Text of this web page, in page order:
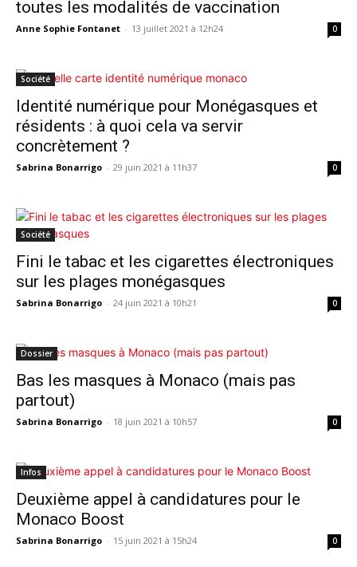
toutes les modalités de vaccination
Anne Sophie Fontanet - 13 juillet 2021 à 12h24 0
Société
Identité numérique pour Monégasques et
résidents : à quoi cela va servir
concrètement ?
Sabrina Bonarrigo - 29 juin 2021 à 11h37 0
Société
Fini le tabac et les cigarettes électroniques
sur les plages monégasques
Sabrina Bonarrigo - 24 juin 2021 à 10h21 0
Dossier
Bas les masques à Monaco (mais pas
partout)
Sabrina Bonarrigo - 18 juin 2021 à 10h57 0
Infos
Deuxième appel à candidatures pour le
Monaco Boost
Sabrina Bonarrigo - 15 juin 2021 à 15h24 0